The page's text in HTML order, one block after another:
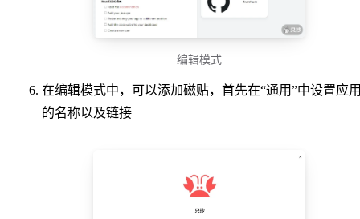
编辑模式
在编辑模式中，可以添加磁贴，首先在“通用”中设置应
的名称以及链接